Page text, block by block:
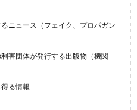
ニュース（フェイク、プロパガン
害団体が発行する出版物（機関
る情報